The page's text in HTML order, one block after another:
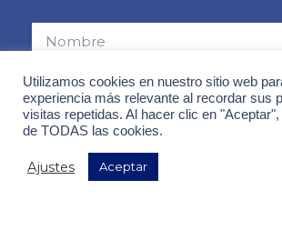
Consiento el uso de mis datos para el envío de la
contenidas en la"política de privacidad".
Utilizamos cookies en nuestro sitio web
experiencia más relevante al recordar sus
visitas repetidas. Al hacer clic en
de TODAS las cookies.
Ajustes Aceptar